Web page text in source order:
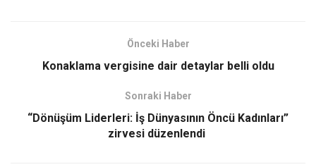
Önceki Haber
Konaklama vergisine dair detaylar belli oldu
Sonraki Haber
“Dönüşüm Liderleri: İş Dünyasının Öncü Kadınları”
zirvesi düzenlendi